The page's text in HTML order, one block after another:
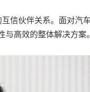
信伙伴关系。面对汽
高效的整体解决方案。